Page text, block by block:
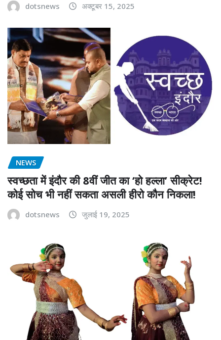
dotsnews अक्टूबर 15, 2025
NEWS
स्वच्छता में इंदौर की 8वीं जीत का ‘हो हल्ला’ सीक्रेट!
कोई सोच भी नहीं सकता असली हीरो कौन निकला!
dotsnews जुलाई 19, 2025